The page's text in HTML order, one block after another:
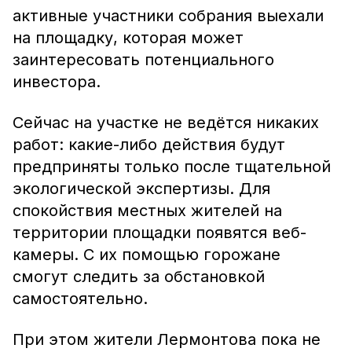
активные участники собрания выехали
на площадку, которая может
заинтересовать потенциального
инвестора.
Сейчас на участке не ведётся никаких
работ: какие-либо действия будут
предприняты только после тщательной
экологической экспертизы. Для
спокойствия местных жителей на
территории площадки появятся веб-
камеры. С их помощью горожане
смогут следить за обстановкой
самостоятельно.
При этом жители Лермонтова пока не